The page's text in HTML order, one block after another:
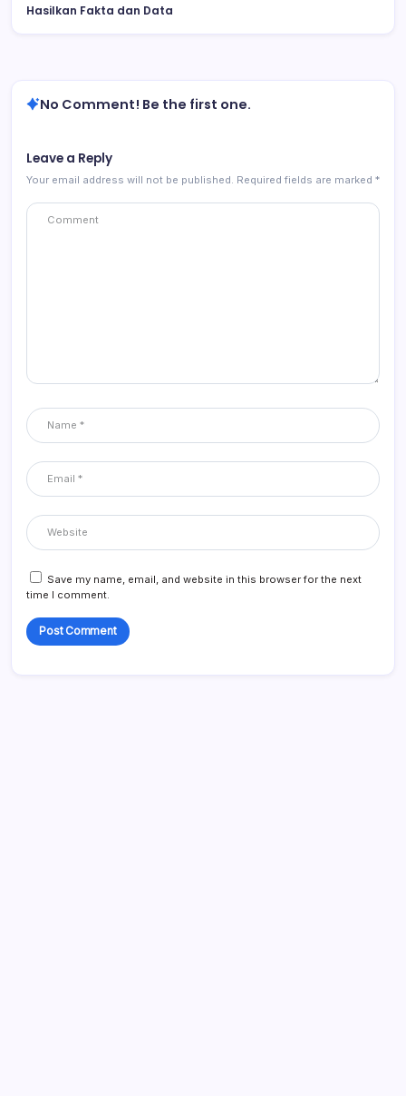
Hasilkan Fakta dan Data
No Comment! Be the first one.
Leave a Reply
Your email address will not be published. Required fields are marked *
Save my name, email, and website in this browser for the next
time I comment.